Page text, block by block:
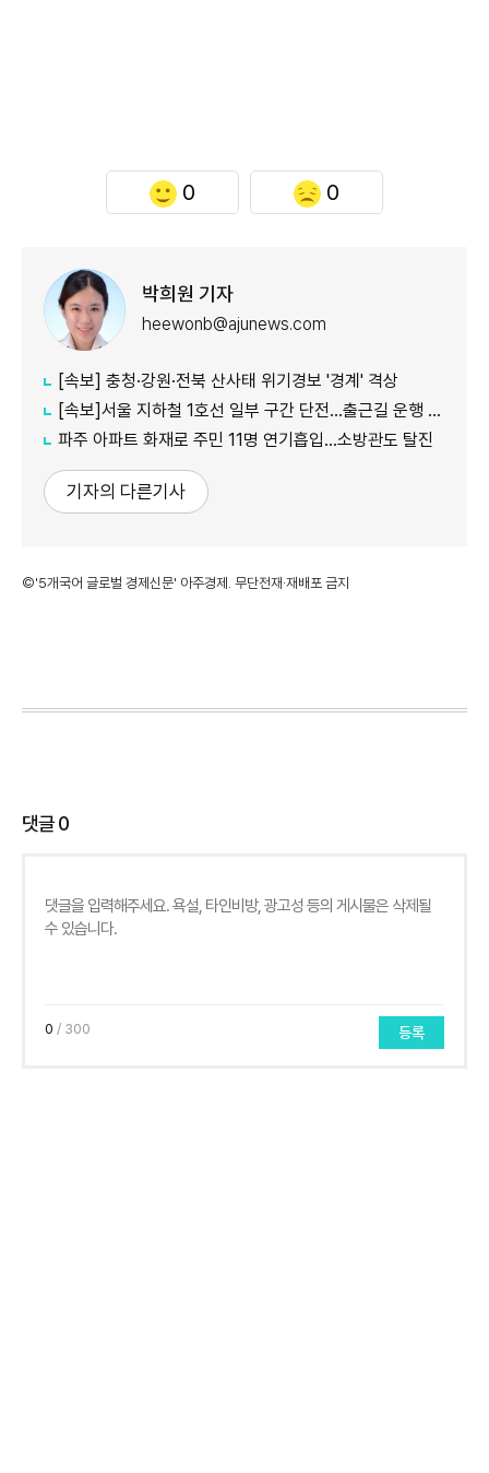
0 0
박희원 기자
heewonb@ajunews.com
[속보] 충청·강원·전북 산사태 위기경보 '경계' 격상
[속보]서울 지하철 1호선 일부 구간 단전…출근길 운행 지연
파주 아파트 화재로 주민 11명 연기흡입…소방관도 탈진
기자의 다른기사
©'5개국어 글로벌 경제신문' 아주경제. 무단전재·재배포 금지
댓글0
0 / 300 등록